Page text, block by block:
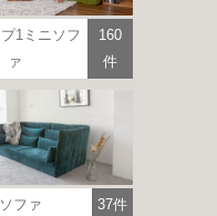
1ミニソフ
ァ
160
件
ファ 37件